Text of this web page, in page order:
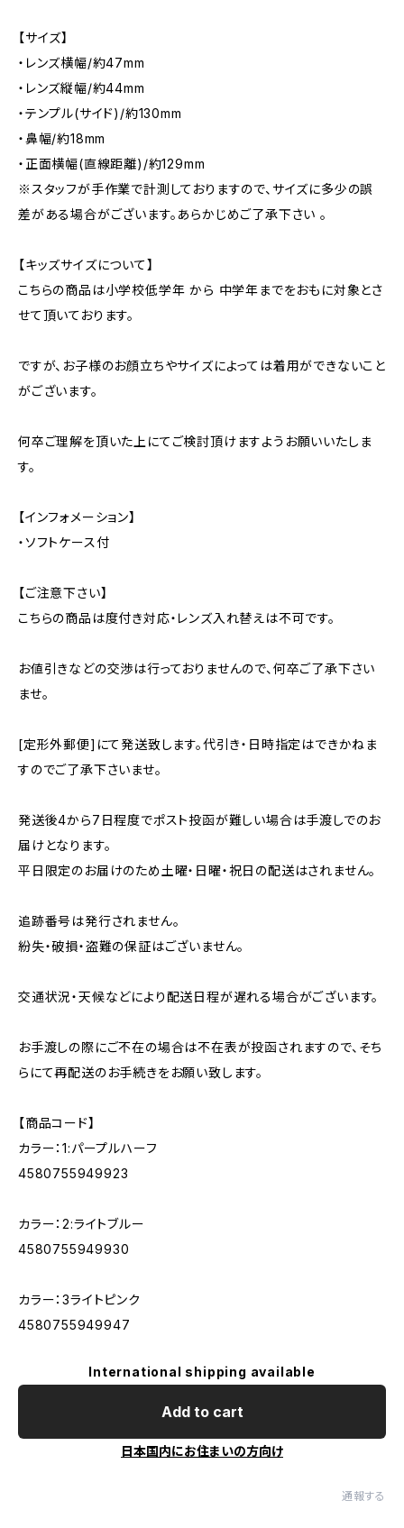
【サイズ】
・レンズ横幅/約47mm
・レンズ縦幅/約44mm
・テンプル(サイド)/約130mm
・鼻幅/約18mm
・正面横幅(直線距離)/約129mm
※スタッフが手作業で計測しておりますので、サイズに多少の誤
差がある場合がございます。あらかじめご了承下さい 。
【キッズサイズについて】
こちらの商品は小学校低学年 から 中学年までをおもに対象とさ
せて頂いております。
ですが、お子様のお顔立ちやサイズによっては着用ができないこと
がございます。
何卒ご理解を頂いた上にてご検討頂けますようお願いいたしま
す。
【インフォメーション】
・ソフトケース付
【ご注意下さい】
こちらの商品は度付き対応・レンズ入れ替えは不可です。
お値引きなどの交渉は行っておりませんので、何卒ご了承下さい
ませ。
[定形外郵便]にて発送致します。代引き・日時指定はできかねま
すのでご了承下さいませ。
発送後4から7日程度でポスト投函が難しい場合は手渡しでのお
届けとなります。
平日限定のお届けのため土曜・日曜・祝日の配送はされません。
追跡番号は発行されません。
紛失・破損・盗難の保証はございません。
交通状況・天候などにより配送日程が遅れる場合がございます。
お手渡しの際にご不在の場合は不在表が投函されますので、そち
らにて再配送のお手続きをお願い致します。
【商品コード】
カラー：1:パープルハーフ
4580755949923
カラー：2:ライトブルー
4580755949930
カラー：3ライトピンク
4580755949947
International shipping available
Add to cart
日本国内にお住まいの方向け
通報する